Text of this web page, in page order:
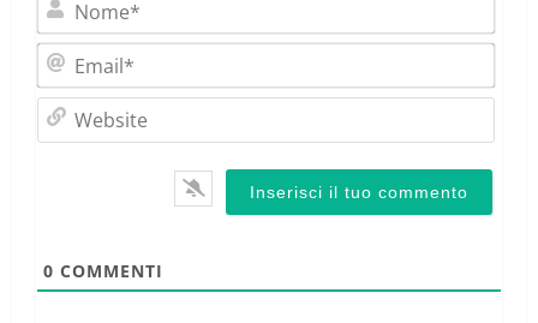
0 COMMENTI